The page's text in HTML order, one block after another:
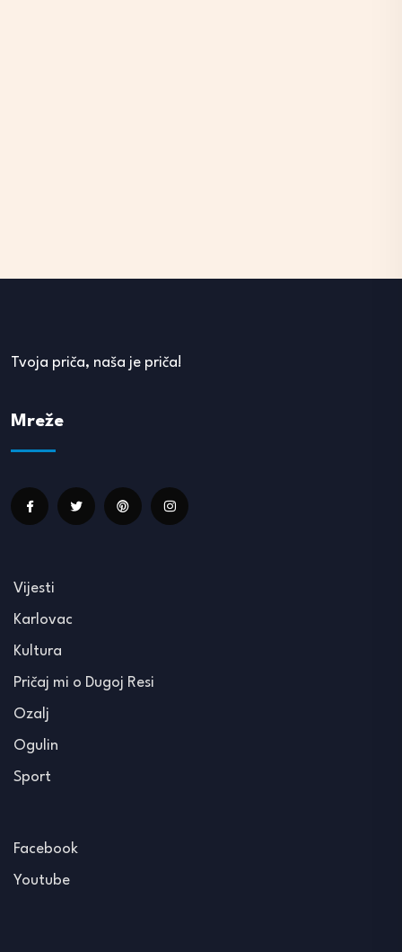
Tvoja priča, naša je priča!
Mreže
Vijesti
Karlovac
Kultura
Pričaj mi o Dugoj Resi
Ozalj
Ogulin
Sport
Facebook
Youtube